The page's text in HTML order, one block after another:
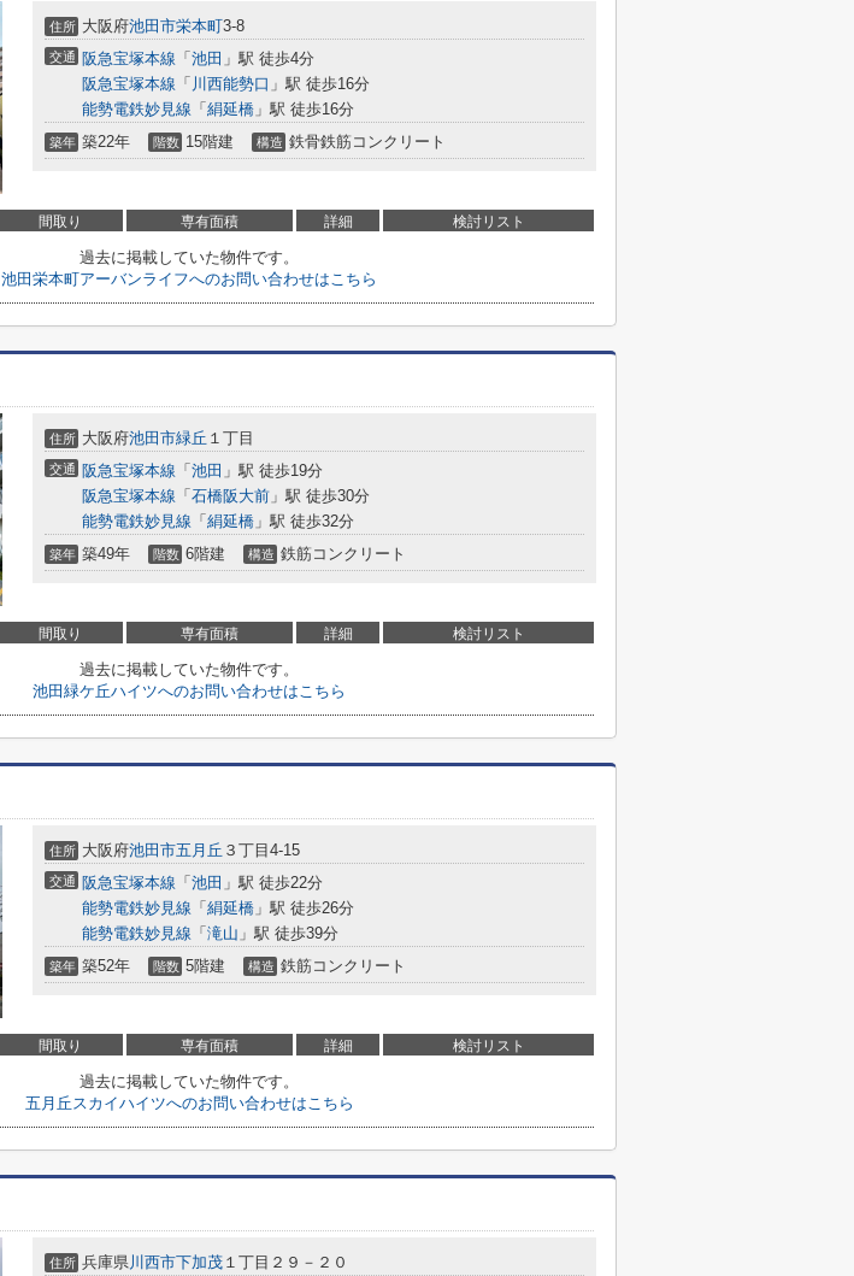
住所 大阪府池田市栄本町3-8
交通 阪急宝塚本線 「 池田 」駅 徒歩4分
阪急宝塚本線 「 川西能勢口 」駅 徒歩16分
能勢電鉄妙見線 「 絹延橋 」駅 徒歩16分
築年 築22年 階数 15階建 構造 鉄骨鉄筋コンクリート
間取り 専有面積 詳細 検討リスト
過去に掲載していた物件です。
池田栄本町アーバンライフへのお問い合わせはこちら
住所 大阪府池田市緑丘 １丁目
交通 阪急宝塚本線 「 池田 」駅 徒歩19分
阪急宝塚本線 「 石橋阪大前 」駅 徒歩30分
能勢電鉄妙見線 「 絹延橋 」駅 徒歩32分
築年 築49年 階数 6階建 構造 鉄筋コンクリート
間取り 専有面積 詳細 検討リスト
過去に掲載していた物件です。
池田緑ケ丘ハイツへのお問い合わせはこちら
住所 大阪府池田市五月丘 ３丁目4-15
交通 阪急宝塚本線 「 池田 」駅 徒歩22分
能勢電鉄妙見線 「 絹延橋 」駅 徒歩26分
能勢電鉄妙見線 「 滝山 」駅 徒歩39分
築年 築52年 階数 5階建 構造 鉄筋コンクリート
間取り 専有面積 詳細 検討リスト
過去に掲載していた物件です。
五月丘スカイハイツへのお問い合わせはこちら
住所 兵庫県川西市下加茂 １丁目２９－２０